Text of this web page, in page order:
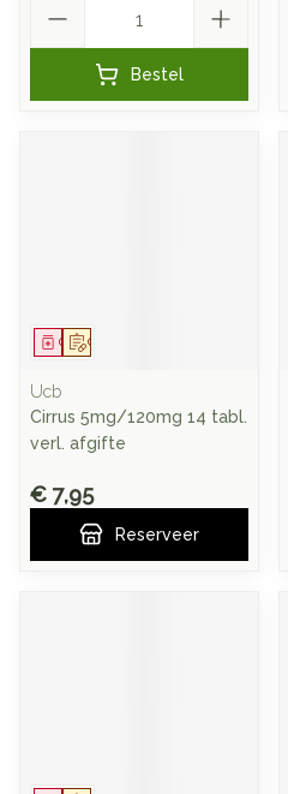
Bestel
Op voorschrift
Geneesmiddel
Ucb
Cirrus 5mg/120mg 14 tabl.
verl. afgifte
€ 7,95
Reserveer